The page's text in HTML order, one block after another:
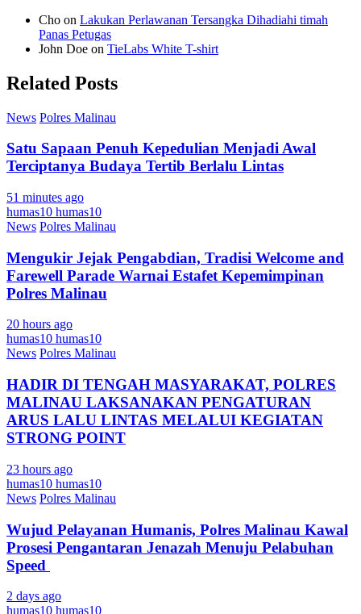
Cho on Lakukan Perlawanan Tersangka Dihadiahi timah
Panas Petugas
John Doe on TieLabs White T-shirt
Related Posts
News Polres Malinau
Satu Sapaan Penuh Kepedulian Menjadi Awal
Terciptanya Budaya Tertib Berlalu Lintas
51 minutes ago
humas10 humas10
News Polres Malinau
Mengukir Jejak Pengabdian, Tradisi Welcome and
Farewell Parade Warnai Estafet Kepemimpinan
Polres Malinau
20 hours ago
humas10 humas10
News Polres Malinau
HADIR DI TENGAH MASYARAKAT, POLRES
MALINAU LAKSANAKAN PENGATURAN
ARUS LALU LINTAS MELALUI KEGIATAN
STRONG POINT
23 hours ago
humas10 humas10
News Polres Malinau
Wujud Pelayanan Humanis, Polres Malinau Kawal
Prosesi Pengantaran Jenazah Menuju Pelabuhan
Speed
2 days ago
humas10 humas10